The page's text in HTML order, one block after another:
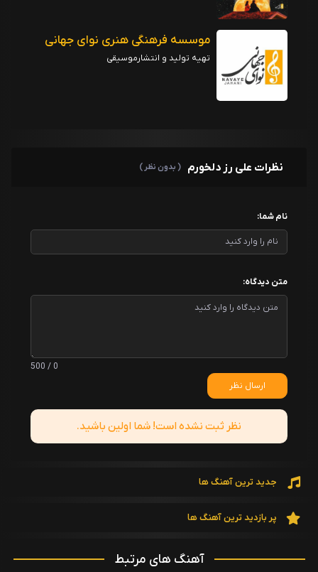
موسسه فرهنگی هنری نوای جهانی
تهیه تولید و انتشارموسیقی
نظرات علی رز دلخورم ( بدون نظر )
نام شما:
متن دیدگاه:
0 / 500
ارسال نظر
نظر ثبت نشده است! شما اولین باشید.
جدید ترین آهنگ ها
پر بازدید ترین آهنگ ها
آهنگ های مرتبط